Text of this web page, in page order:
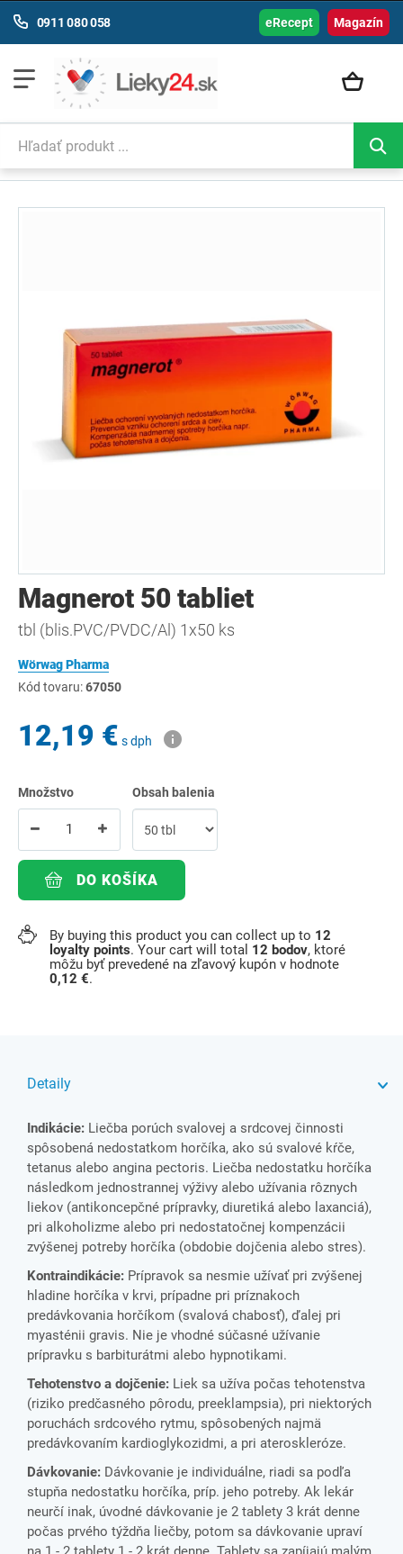
Magazín
0911 080 058 eRecept
Magnerot 50 tabliet
tbl (blis.PVC/PVDC/Al) 1x50 ks
Wörwag Pharma
Kód tovaru:67050
12,19 € s dph
Množstvo Obsah balenia
DO KOŠÍKA
By buying this product you can collect up to 12
loyalty points. Your cart will total 12 bodov, ktoré
môžu byť prevedené na zľavový kupón v hodnote
0,12 €.
Detaily
Indikácie: Liečba porúch svalovej a srdcovej činnosti
spôsobená nedostatkom horčíka, ako sú svalové kŕče,
tetanus alebo angina pectoris. Liečba nedostatku horčíka
následkom jednostrannej výživy alebo užívania rôznych
liekov (antikoncepčné prípravky, diuretiká alebo laxanciá),
pri alkoholizme alebo pri nedostatočnej kompenzácii
zvýšenej potreby horčíka (obdobie dojčenia alebo stres).
Kontraindikácie: Prípravok sa nesmie užívať pri zvýšenej
hladine horčíka v krvi, prípadne pri príznakoch
predávkovania horčíkom (svalová chabosť), ďalej pri
myasténii gravis. Nie je vhodné súčasné užívanie
prípravku s barbiturátmi alebo hypnotikami.
Tehotenstvo a dojčenie: Liek sa užíva počas tehotenstva
(riziko predčasného pôrodu, preeklampsia), pri niektorých
poruchách srdcového rytmu, spôsobených najmä
predávkovaním kardioglykozidmi, a pri ateroskleróze.
Dávkovanie: Dávkovanie je individuálne, riadi sa podľa
stupňa nedostatku horčíka, príp. jeho potreby. Ak lekár
neurčí inak, úvodné dávkovanie je 2 tablety 3 krát denne
počas prvého týždňa liečby, potom sa dávkovanie upraví